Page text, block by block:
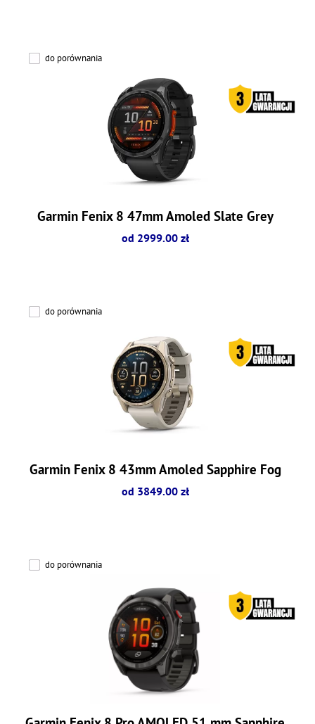
do porównania
Garmin Fenix 8 47mm Amoled Slate Grey
od 2999.00 zł
do porównania
Garmin Fenix 8 43mm Amoled Sapphire Fog
od 3849.00 zł
do porównania